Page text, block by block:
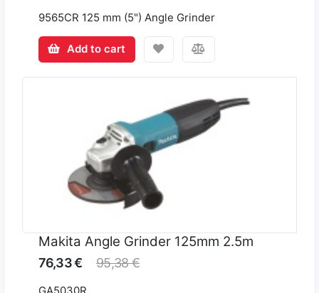
9565CR 125 mm (5") Angle Grinder
Add to cart
Makita Angle Grinder 125mm 2.5m
76,33 € 95,38 €